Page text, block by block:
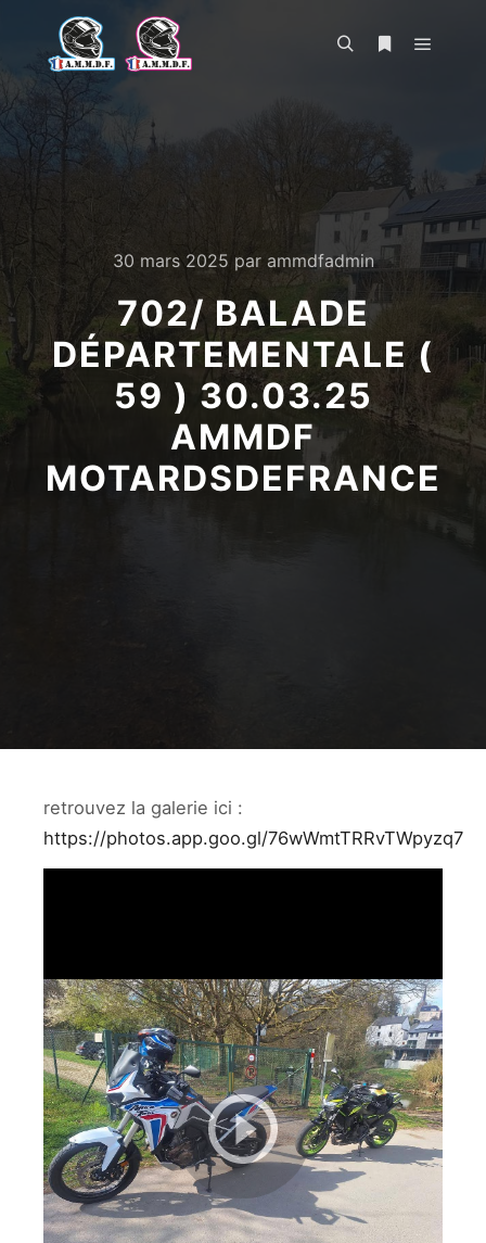
30 mars 2025 par ammdfadmin
702/ BALADE
DÉPARTEMENTALE (
59 ) 30.03.25
AMMDF
MOTARDSDEFRANCE
retrouvez la galerie ici :
https://photos.app.goo.gl/76wWmtTRRvTWpyzq7